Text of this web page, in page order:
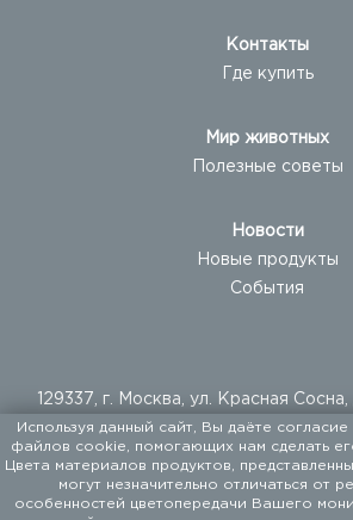
Контакты
Где купить
Мир животных
Полезные советы
Новости
Новые продукты
События
129337, г. Москва, ул. Красная Сосна,
+ 7 (495) 960-20-
+ 7 (495) 122-25-18
ООО «ФАЛКОН ПЕТ». Мы
Используя данный сайт, Вы даёте согласие
файлов cookie, помогающих нам сделать
Цвета материалов продуктов,
могут незначительно отличаться от
особенностей цветопередачи Вашего